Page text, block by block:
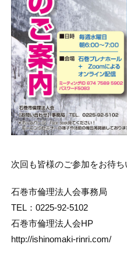
次回も皆様のご参加をお待ち
石巻市倫理法人会事務局
TEL：0225-92-5102
石巻市倫理法人会HP
http://ishinomaki-rinri.com/